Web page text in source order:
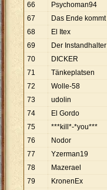
66
Psychoman94
67
Das Ende kommt
68
El Itex
69
Der Instandhalter
70
DICKER
71
Tänkeplatsen
72
Wolle-58
73
udolin
74
El Gordo
75
***kill*-*you***
76
Nodor
77
Yzerman19
78
Mazerael
79
KronenEx